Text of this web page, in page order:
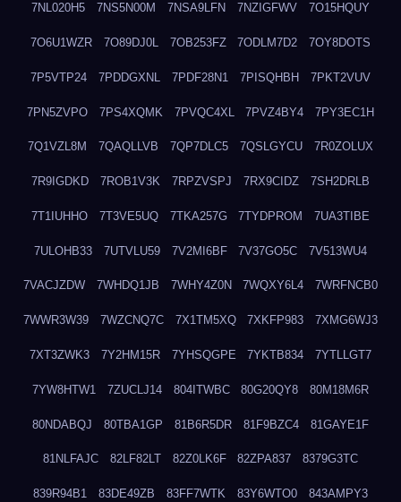
7NL020H5 7NS5N00M 7NSA9LFN 7NZIGFWV 7O15HQUY
7O6U1WZR 7O89DJ0L 7OB253FZ 7ODLM7D2 7OY8DOTS
7P5VTP24 7PDDGXNL 7PDF28N1 7PISQHBH 7PKT2VUV
7PN5ZVPO 7PS4XQMK 7PVQC4XL 7PVZ4BY4 7PY3EC1H
7Q1VZL8M 7QAQLLVB 7QP7DLC5 7QSLGYCU 7R0ZOLUX
7R9IGDKD 7ROB1V3K 7RPZVSPJ 7RX9CIDZ 7SH2DRLB
7T1IUHHO 7T3VE5UQ 7TKA257G 7TYDPROM 7UA3TIBE
7ULOHB33 7UTVLU59 7V2MI6BF 7V37GO5C 7V513WU4
7VACJZDW 7WHDQ1JB 7WHY4Z0N 7WQXY6L4 7WRFNCB0
7WWR3W39 7WZCNQ7C 7X1TM5XQ 7XKFP983 7XMG6WJ3
7XT3ZWK3 7Y2HM15R 7YHSQGPE 7YKTB834 7YTLLGT7
7YW8HTW1 7ZUCLJ14 804ITWBC 80G20QY8 80M18M6R
80NDABQJ 80TBA1GP 81B6R5DR 81F9BZC4 81GAYE1F
81NLFAJC 82LF82LT 82Z0LK6F 82ZPA837 8379G3TC
839R94B1 83DE49ZB 83FF7WTK 83Y6WTO0 843AMPY3